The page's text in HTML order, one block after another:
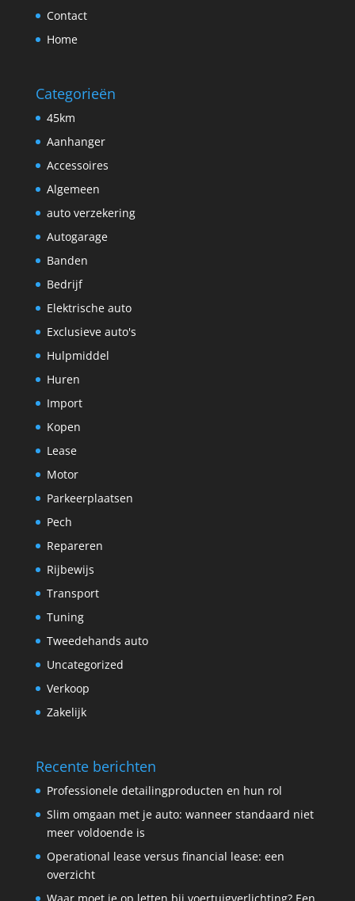
Contact
Home
Categorieën
45km
Aanhanger
Accessoires
Algemeen
auto verzekering
Autogarage
Banden
Bedrijf
Elektrische auto
Exclusieve auto's
Hulpmiddel
Huren
Import
Kopen
Lease
Motor
Parkeerplaatsen
Pech
Repareren
Rijbewijs
Transport
Tuning
Tweedehands auto
Uncategorized
Verkoop
Zakelijk
Recente berichten
Professionele detailingproducten en hun rol
Slim omgaan met je auto: wanneer standaard niet
meer voldoende is
Operational lease versus financial lease: een
overzicht